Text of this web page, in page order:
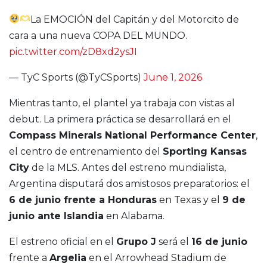
La EMOCIÓN del Capitán y del Motorcito de
cara a una nueva COPA DEL MUNDO.
pic.twitter.com/zD8xd2ysJI
— TyC Sports (@TyCSports)June 1, 2026
Mientras tanto, el plantel ya trabaja con vistas al
debut. La primera práctica se desarrollará en el
Compass Minerals National Performance Center,
el centro de entrenamiento del Sporting Kansas
City de la MLS. Antes del estreno mundialista,
Argentina disputará dos amistosos preparatorios: el
6 de junio frente a Honduras en Texas y el 9 de
junio ante Islandia en Alabama.
El estreno oficial en el Grupo J será el 16 de junio
frente a Argelia en el Arrowhead Stadium de